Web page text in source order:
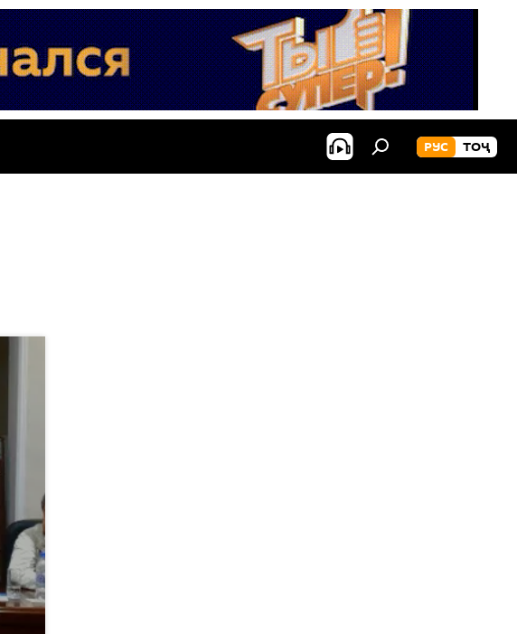
РУС ТОҶ